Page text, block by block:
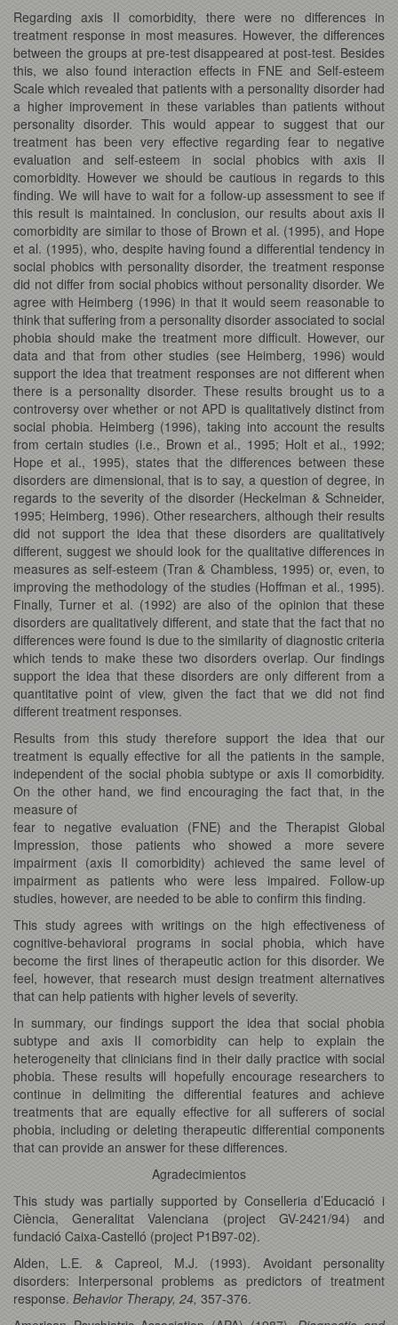
Regarding axis II comorbidity, there were no differences in
treatment response in most measures. However, the differences
between the groups at pre-test disappeared at post-test. Besides
this, we also found interaction effects in FNE and Self-esteem
Scale which revealed that patients with a personality disorder had
a higher improvement in these variables than patients without
personality disorder. This would appear to suggest that our
treatment has been very effective regarding fear to negative
evaluation and self-esteem in social phobics with axis II
comorbidity. However we should be cautious in regards to this
finding. We will have to wait for a follow-up assessment to see if
this result is maintained. In conclusion, our results about axis II
comorbidity are similar to those of Brown et al. (1995), and Hope
et al. (1995), who, despite having found a differential tendency in
social phobics with personality disorder, the treatment response
did not differ from social phobics without personality disorder. We
agree with Heimberg (1996) in that it would seem reasonable to
think that suffering from a personality disorder associated to social
phobia should make the treatment more difficult. However, our
data and that from other studies (see Heimberg, 1996) would
support the idea that treatment responses are not different when
there is a personality disorder. These results brought us to a
controversy over whether or not APD is qualitatively distinct from
social phobia. Heimberg (1996), taking into account the results
from certain studies (i.e., Brown et al., 1995; Holt et al., 1992;
Hope et al., 1995), states that the differences between these
disorders are dimensional, that is to say, a question of degree, in
regards to the severity of the disorder (Heckelman & Schneider,
1995; Heimberg, 1996). Other researchers, although their results
did not support the idea that these disorders are qualitatively
different, suggest we should look for the qualitative differences in
measures as self-esteem (Tran & Chambless, 1995) or, even, to
improving the methodology of the studies (Hoffman et al., 1995).
Finally, Turner et al. (1992) are also of the opinion that these
disorders are qualitatively different, and state that the fact that no
differences were found is due to the similarity of diagnostic criteria
which tends to make these two disorders overlap. Our findings
support the idea that these disorders are only different from a
quantitative point of view, given the fact that we did not find
different treatment responses.
Results from this study therefore support the idea that our
treatment is equally effective for all the patients in the sample,
independent of the social phobia subtype or axis II comorbidity.
On the other hand, we find encouraging the fact that, in the
measure of
fear to negative evaluation (FNE) and the Therapist Global
Impression, those patients who showed a more severe
impairment (axis II comorbidity) achieved the same level of
impairment as patients who were less impaired. Follow-up
studies, however, are needed to be able to confirm this finding.
This study agrees with writings on the high effectiveness of
cognitive-behavioral programs in social phobia, which have
become the first lines of therapeutic action for this disorder. We
feel, however, that research must design treatment alternatives
that can help patients with higher levels of severity.
In summary, our findings support the idea that social phobia
subtype and axis II comorbidity can help to explain the
heterogeneity that clinicians find in their daily practice with social
phobia. These results will hopefully encourage researchers to
continue in delimiting the differential features and achieve
treatments that are equally effective for all sufferers of social
phobia, including or deleting therapeutic differential components
that can provide an answer for these differences.
Agradecimientos
This study was partially supported by Conselleria d’Educació i
Ciència, Generalitat Valenciana (project GV-2421/94) and
fundació Caixa-Castelló (project P1B97-02).
Alden, L.E. & Capreol, M.J. (1993). Avoidant personality
disorders: Interpersonal problems as predictors of treatment
response. Behavior Therapy, 24, 357-376.